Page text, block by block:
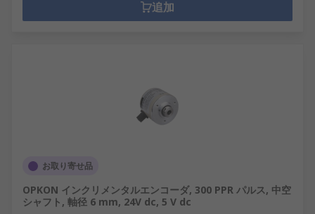
追加
お取り寄せ品
OPKON インクリメンタルエンコーダ, 300 PPR パルス, 中空
シャフト, 軸径 6 mm, 24V dc, 5 V dc